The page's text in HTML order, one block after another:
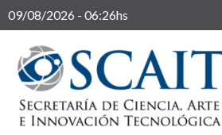
09/08/2026 - 06:26hs
Buscar